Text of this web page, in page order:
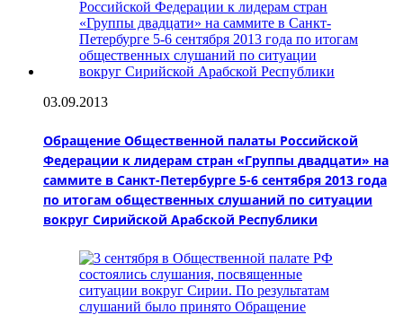
03.09.2013
Обращение Общественной палаты Российской
Федерации к лидерам стран «Группы двадцати» на
саммите в Санкт-Петербурге 5-6 сентября 2013 года
по итогам общественных слушаний по ситуации
вокруг Сирийской Арабской Республики